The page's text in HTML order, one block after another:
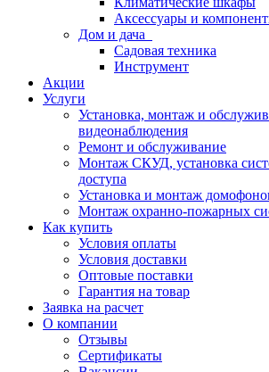
Аксессуары и
Дом и дача
Садовая техника
Инструмент
Акции
Услуги
Установка, монтаж и
видеонаблюдения
Ремонт и обслуживание
Монтаж СКУД, установка
доступа
Установка и монтаж
Монтаж охранно-пожарных
Как купить
Условия оплаты
Условия доставки
Оптовые поставки
Гарантия на товар
Заявка на расчет
О компании
Отзывы
Сертификаты